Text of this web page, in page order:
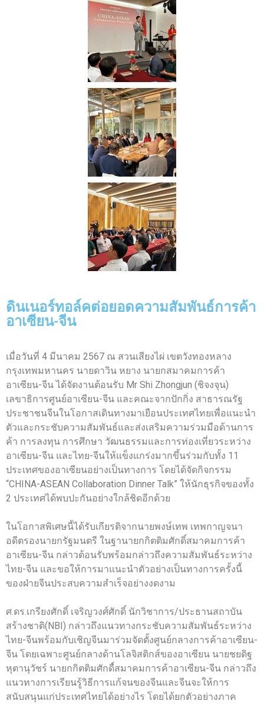
ดินเนอร์ทอล์คต่อยอดความสัมพันธ์การค้า
อาเซียน-จีน
เมื่อวันที่ 4 มีนาคม 2567 ณ สวนเสียงไผ่ เขตวังทองหลาง
กรุงเทพมหานคร นายดาวิน หยาง นายกสมาคมการค้า
อาเซียน-จีน ได้จัดงานต้อนรับ Mr Shi Zhongjun (ชิจงจุน)
เลขาธิการศูนย์อาเซียน-จีน และคณะจากปักกิ่ง สาธารณรัฐ
ประชาชนจีนในโอกาสเดินทางมาเยือนประเทศไทยเพื่อแนะนำ
ตัวและกระชับความสัมพันธ์และส่งเสริมความร่วมมือด้านการ
ค้า การลงทุน การศึกษา วัฒนธรรมและการท่องเที่ยวระหว่าง
อาเซียน-จีน และไทย-จีนให้แข็งแกร่งมากขึ้นร่วมกับทั้ง 11
ประเทศของอาเซียนอย่างเป็นทางการ โดยได้จัดกิจกรรม
“CHINA-ASEAN Collaboration Dinner Talk” ให้นักธุรกิจของทั้ง
2 ประเทศได้พบปะกันอย่างใกล้ชิดอีกด้วย
ในโอกาสพิเศษนี้ได้รับเกียรติจากนายพงษ์เทพ เทพกาญจนา
อดีตรองนายกรัฐมนตรี ในฐานายกกิตติมศักดิ์สมาคมการค้า
อาเซียน-จีน กล่าวต้อนรับพร้อมกล่าวถึงความสัมพันธ์ระหว่าง
ไทย-จีน และขอให้การมาแนะนำตัวอย่างเป็นทางการครั้งนี้
ของฝ่ายจีนประสบความสำเร็จอย่างงดงาม
ศ.ดร.เกรียงศักดิ์ เจริญวงศ์ศักดิ์ นักวิชาการ/ประธานสถาบัน
สร้างชาติ(NBI) กล่าวถึงแนวทางกระชับความสัมพันธ์ระหว่าง
ไทย-จีนพร้อมกับเชิญจีนมาร่วมจัดตั้งศูนย์กลางการค้าอาเซียน-
จีน โดยเฉพาะศูนย์กลางด้านโลจิสติกส์ของอาเซียน นายชยดิฐ
หุตานุวัชร์ นายกกิตติมศักดื์สมาคมการค้าอาเซียน-จีน กล่าวถึง
แนวทางการเรียนรู้วิธีการแก้จนของจีนและจีนจะให้การ
สนับสนุนแก่ประเทศไทยได้อย่างไร โดยได้ยกตัวอย่างภาค